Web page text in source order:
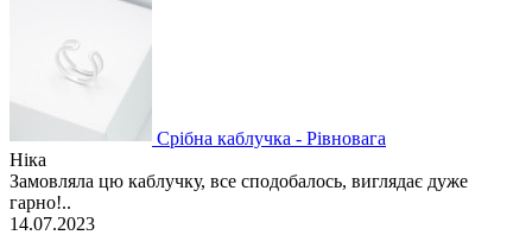
Срібна каблучка - Рівновага
Ніка
Замовляла цю каблучку, все сподобалось, виглядає дуже
гарно!..
14.07.2023